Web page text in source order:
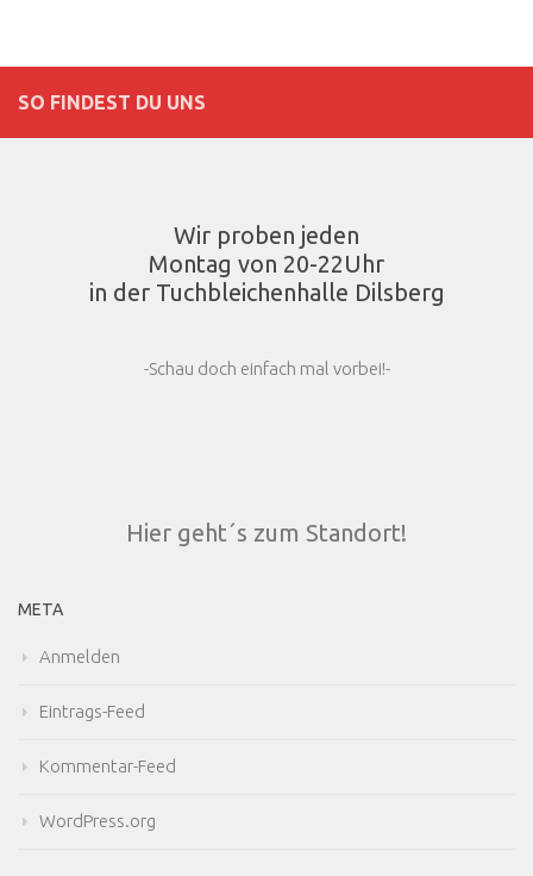
SO FINDEST DU UNS
Wir proben jeden
Montag von 20-22Uhr
in der Tuchbleichenhalle Dilsberg
-Schau doch einfach mal vorbei!-
Hier geht´s zum Standort!
META
Anmelden
Eintrags-Feed
Kommentar-Feed
WordPress.org